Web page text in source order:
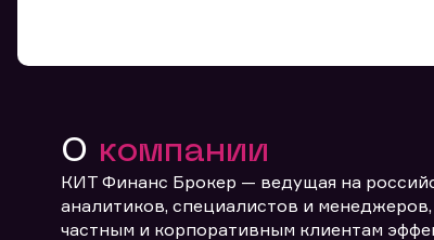
О компании
КИТ Финанс Брокер — ведущая на
аналитиков, специалистов и
частным и корпоративным клиентам